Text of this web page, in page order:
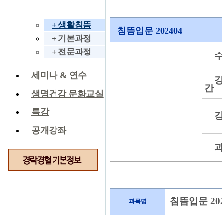
+ 생활침뜸
+ 기본과정
+ 전문과정
세미나 & 연수
생명건강 문화교실
특강
공개강좌
침뜸입문 202404
간
과목명 침뜸입문